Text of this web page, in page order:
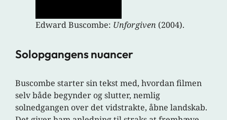
Edward Buscombe: Unforgiven (2004).
Solopgangens nuancer
Buscombe starter sin tekst med, hvordan filmen
selv både begynder og slutter, nemlig
solnedgangen over det vidstrakte, åbne landskab.